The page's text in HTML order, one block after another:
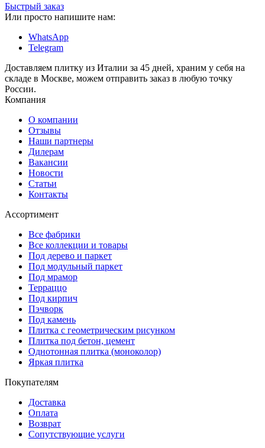
Быстрый заказ
Или просто напишите нам:
WhatsApp
Telegram
Доставляем плитку из Италии за 45 дней, храним у себя на
складе в Москве, можем отправить заказ в любую точку
России.
Компания
О компании
Отзывы
Наши партнеры
Дилерам
Вакансии
Новости
Статьи
Контакты
Ассортимент
Все фабрики
Все коллекции и товары
Под дерево и паркет
Под модульный паркет
Под мрамор
Терраццо
Под кирпич
Пэчворк
Под камень
Плитка с геометрическим рисунком
Плитка под бетон, цемент
Однотонная плитка (моноколор)
Яркая плитка
Покупателям
Доставка
Оплата
Возврат
Сопутствующие услуги